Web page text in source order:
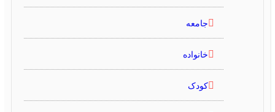
جامعه
خانواده
کودک